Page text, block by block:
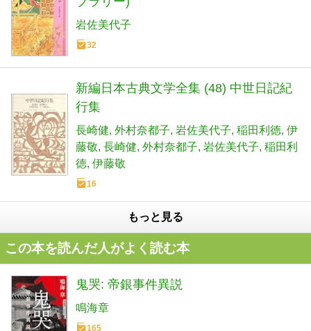
岩佐美代子
32
新編日本古典文学全集 (48) 中世日記紀
行集
長崎健 外村奈都子 岩佐美代子 稲田利徳 伊
藤敬 長崎健 外村奈都子 岩佐美代子 稲田利
徳 伊藤敬
16
もっと見る
この本を読んだ人がよく読む本
鬼哭: 帝銀事件異説
鳴海章
165